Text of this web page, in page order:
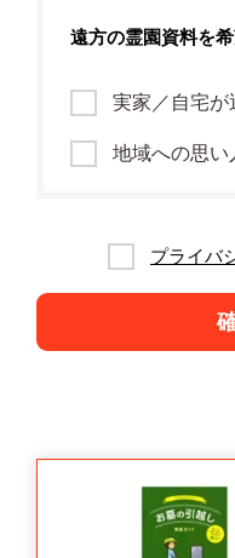
遠方の霊園資料を
実家／自宅が
地域への思い
プライバ